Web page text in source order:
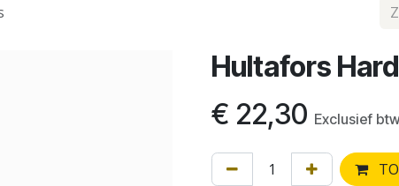
Hultafors
€ 22,30 Exclusief